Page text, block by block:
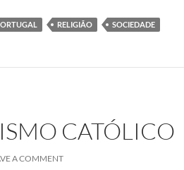
RELIGIÃO SOCIEDADE
CATÓLICO
A COMMENT